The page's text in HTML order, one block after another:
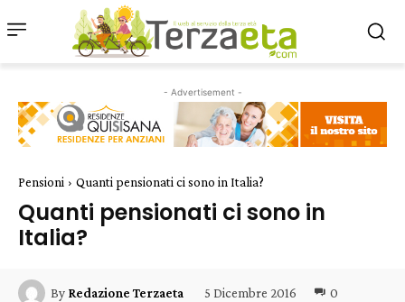
- Advertisement -
Pensioni Quanti pensionati ci sono in Italia?
Quanti pensionati ci sono in
Italia?
By Redazione Terzaeta 5 Dicembre 2016 0